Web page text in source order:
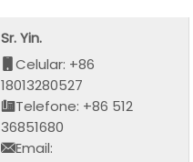
Sr. Yin.
Celular: +86
18013280527
Telefone: +86 512
36851680
Email: